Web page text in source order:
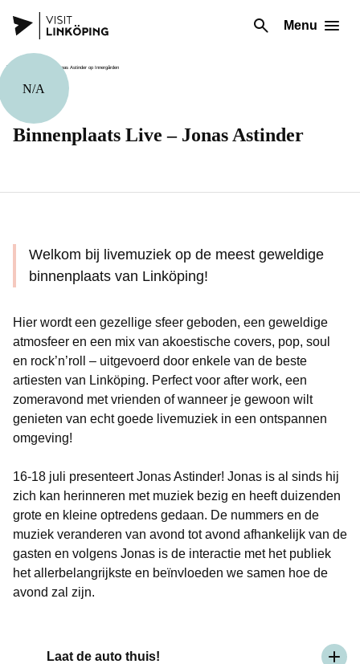
Menu
N/A
Binnenplaats Live – Jonas Astinder
Welkom bij livemuziek op de meest geweldige
binnenplaats van Linköping!
Hier wordt een gezellige sfeer geboden, een geweldige
atmosfeer en een mix van akoestische covers, pop, soul
en rock’n’roll – uitgevoerd door enkele van de beste
artiesten van Linköping. Perfect voor after work, een
zomeravond met vrienden of wanneer je gewoon wilt
genieten van echt goede livemuziek in een ontspannen
omgeving!
16-18 juli presenteert Jonas Astinder! Jonas is al sinds hij
zich kan herinneren met muziek bezig en heeft duizenden
grote en kleine optredens gedaan. De nummers en de
muziek veranderen van avond tot avond afhankelijk van de
gasten en volgens Jonas is de interactie met het publiek
het allerbelangrijkste en beïnvloeden we samen hoe de
avond zal zijn.
Laat de auto thuis!